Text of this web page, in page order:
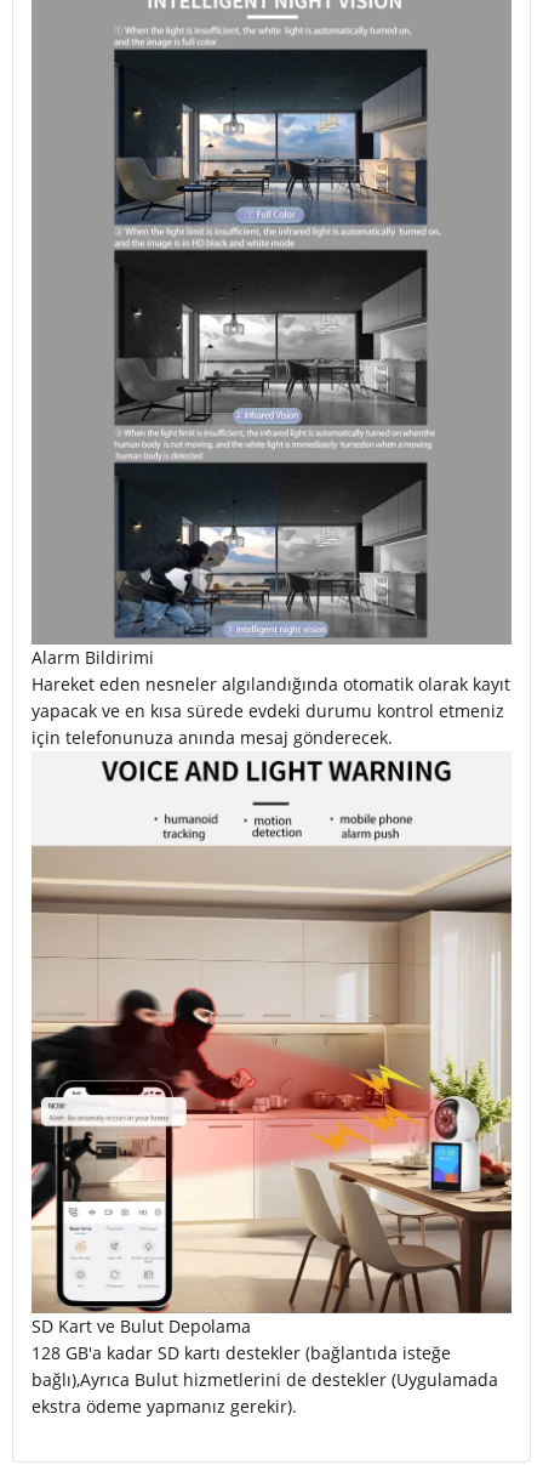
Alarm Bildirimi
Hareket eden nesneler algılandığında otomatik olarak kayıt
yapacak ve en kısa sürede evdeki durumu kontrol etmeniz
için telefonunuza anında mesaj gönderecek.
SD Kart ve Bulut Depolama
128 GB'a kadar SD kartı destekler (bağlantıda isteğe
bağlı),Ayrıca Bulut hizmetlerini de destekler (Uygulamada
ekstra ödeme yapmanız gerekir).